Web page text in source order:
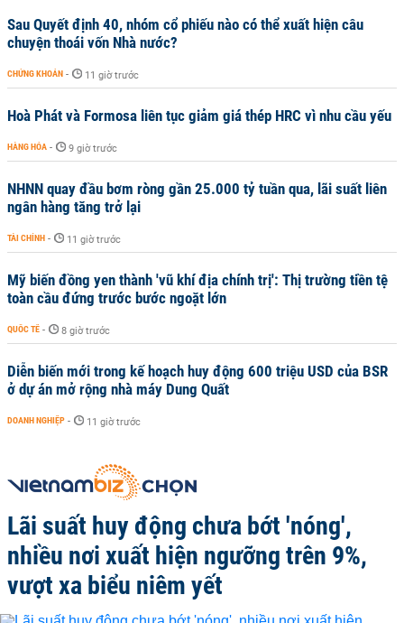
Sau Quyết định 40, nhóm cổ phiếu nào có thể xuất hiện câu
chuyện thoái vốn Nhà nước?
CHỨNG KHOÁN - 11 giờ trước
Hoà Phát và Formosa liên tục giảm giá thép HRC vì nhu cầu yếu
HÀNG HÓA - 9 giờ trước
NHNN quay đầu bơm ròng gần 25.000 tỷ tuần qua, lãi suất liên
ngân hàng tăng trở lại
TÀI CHÍNH - 11 giờ trước
Mỹ biến đồng yen thành 'vũ khí địa chính trị': Thị trường tiền tệ
toàn cầu đứng trước bước ngoặt lớn
QUỐC TẾ - 8 giờ trước
Diễn biến mới trong kế hoạch huy động 600 triệu USD của BSR
ở dự án mở rộng nhà máy Dung Quất
DOANH NGHIỆP - 11 giờ trước
Lãi suất huy động chưa bớt 'nóng',
nhiều nơi xuất hiện ngưỡng trên 9%,
vượt xa biểu niêm yết